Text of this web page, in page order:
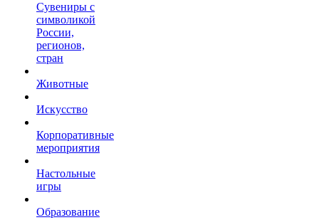
Сувениры с
символикой
России,
регионов,
стран
Животные
Искусство
Корпоративные
мероприятия
Настольные
игры
Образование